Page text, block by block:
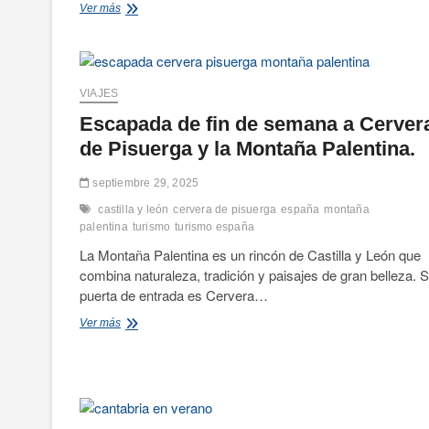
Ver másCrónica
de
Radiohead
4
de
noviembre
2025.
VIAJES
Escapada de fin de semana a
de Pisuerga y la Montaña Palentina.
septiembre 29, 2025
castilla y león cervera de pisuerga españa montaña
palentina turismo turismo españa
La Montaña Palentina es un rincón de Castilla y León que
combina naturaleza, tradición y paisajes de gran belleza.
puerta de entrada es Cervera…
Ver másEscapada
a